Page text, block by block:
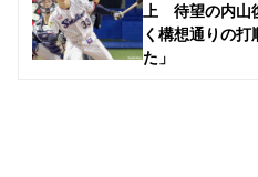
上 待望の内山
く構想通りの打
た」